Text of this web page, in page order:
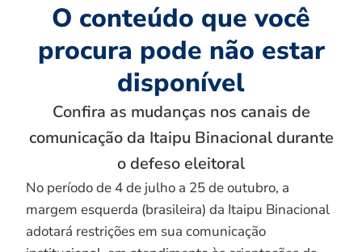
O conteúdo que você
procura pode não estar
disponível
Confira as mudanças nos canais de
comunicação da Itaipu Binacional durante
o defeso eleitoral
No período de 4 de julho a 25 de outubro, a
margem esquerda (brasileira) da Itaipu Binacional
adotará restrições em sua comunicação